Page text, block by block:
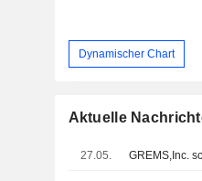
Dynamischer Chart
Aktuelle
27.05.